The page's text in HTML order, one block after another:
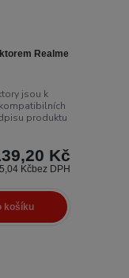
Realme
jsou k
produktu
Kč
Kčbez DPH
košíku